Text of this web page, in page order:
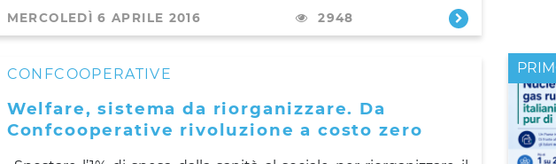
MERCOLEDÌ 6 APRILE 2016 2948
CONFCOOPERATIVE
Welfare, sistema da riorganizzare. Da
Confcooperative rivoluzione a costo zero